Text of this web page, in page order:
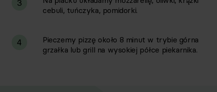
3
cebuli, tuńczyka, pomidorki.
4
Pieczemy pizzę około 8 minut w trybie górna
grzałka lub grill na wysokiej półce piekarnika.